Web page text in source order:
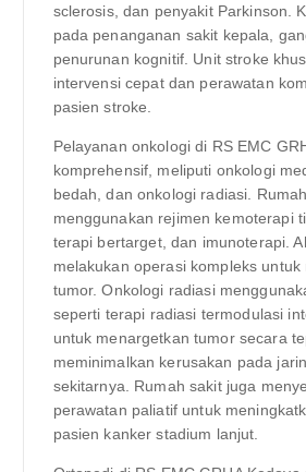
sclerosis, dan penyakit Parkinson.
pada penanganan sakit kepala,
penurunan kognitif. Unit stroke
intervensi cepat dan perawatan
pasien stroke.
Pelayanan onkologi di RS EMC
komprehensif, meliputi onkologi
bedah, dan onkologi radiasi.
menggunakan rejimen kemoterapi
terapi bertarget, dan imunoterapi.
melakukan operasi kompleks untuk
tumor. Onkologi radiasi
seperti terapi radiasi termodulasi
untuk menargetkan tumor secara
meminimalkan kerusakan pada
sekitarnya. Rumah sakit juga
perawatan paliatif untuk
pasien kanker stadium lanjut.